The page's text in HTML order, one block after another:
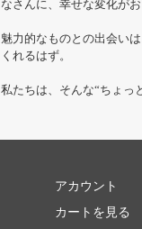
なさんに、幸せな変化が
魅力的なものとの出会い
くれるはず。
私たちは、そんな“ちょっ
アカウント
カートを見る